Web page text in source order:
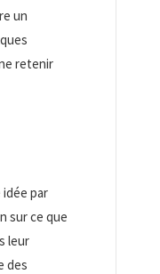
un
retenir
par
sur ce que
leur
des